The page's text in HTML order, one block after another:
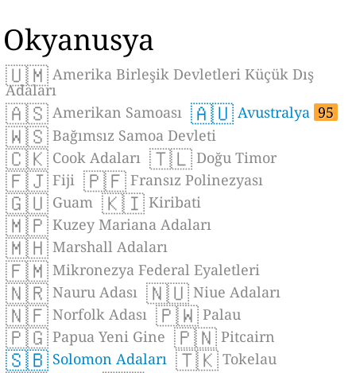
Okyanusya
🇺🇲 Amerika Birleşik Devletleri Küçük Dış
Adaları
🇦🇸 Amerikan Samoası 🇦🇺 Avustralya 95
🇼🇸 Bağımsız Samoa Devleti
🇨🇰 Cook Adaları 🇹🇱 Doğu Timor
🇫🇯 Fiji 🇵🇫 Fransız Polinezyası
🇬🇺 Guam 🇰🇮 Kiribati
🇲🇵 Kuzey Mariana Adaları
🇲🇭 Marshall Adaları
🇫🇲 Mikronezya Federal Eyaletleri
🇳🇷 Nauru Adası 🇳🇺 Niue Adaları
🇳🇫 Norfolk Adası 🇵🇼 Palau
🇵🇬 Papua Yeni Gine 🇵🇳 Pitcairn
🇸🇧 Solomon Adaları 🇹🇰 Tokelau